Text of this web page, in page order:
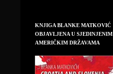
KNJIGA BLANKE MATKOVIĆ
OBJAVLJENA U SJEDINJENIM
AMERIČKIM DRŽAVAMA